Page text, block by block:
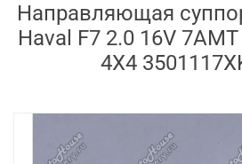
Направляющая
Haval F7 2.0 16V
4X4